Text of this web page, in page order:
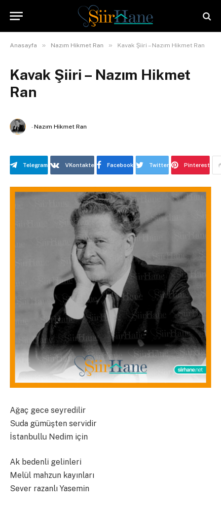
Anasayfa » Nazım Hikmet Ran » Kavak Şiiri – Nazım Hikmet Ran
Kavak Şiiri – Nazım Hikmet
Ran
-Nazım Hikmet Ran
Telegram VKontakte Facebook Twitter Pinterest
Ağaç gece seyredilir
Suda gümüşten servidir
İstanbullu Nedim için
Ak bedenli gelinleri
Melül mahzun kayınları
Sever razanlı Yasemin